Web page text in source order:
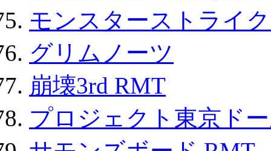
モンスターストライ
グリムノーツ
崩壊3rd RMT
プロジェクト東京ド